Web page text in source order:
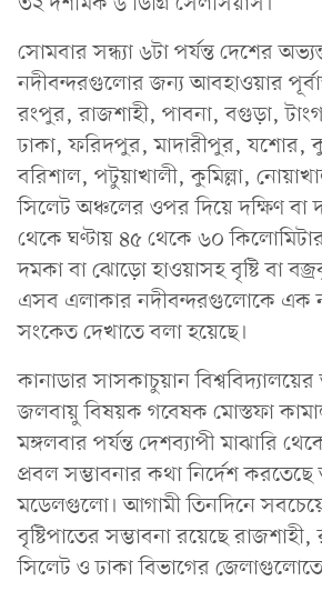
সোমবার সন্ধ্যা ৬টা পর্যন্ত দেশের
নদীবন্দরগুলোর জন্য আবহাওয়ার
রংপুর, রাজশাহী, পাবনা, বগুড়া,
ঢাকা, ফরিদপুর, মাদারীপুর, যশোর,
বরিশাল, পটুয়াখালী, কুমিল্লা,
সিলেট অঞ্চলের ওপর দিয়ে দক্ষিণ বা
থেকে ঘণ্টায় ৪৫ থেকে ৬০
দমকা বা ঝোড়ো হাওয়াসহ বৃষ্টি বা
এসব এলাকার নদীবন্দরগুলোকে এক
সংকেত দেখাতে বলা হয়েছে।
কানাডার সাসকাচুয়ান
জলবায়ু বিষয়ক গবেষক মোস্তফা
মঙ্গলবার পর্যন্ত দেশব্যাপী মাঝারি
প্রবল সম্ভাবনার কথা নির্দেশ
মডেলগুলো। আগামী তিনদিনে
বৃষ্টিপাতের সম্ভাবনা রয়েছে
সিলেট ও ঢাকা বিভাগের